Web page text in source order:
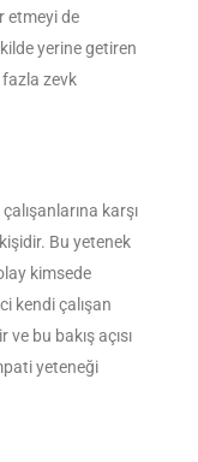
etmeyi de
yerine getiren
fazla zevk
çalışanlarına karşı
Bu yetenek
kimsede
kendi çalışan
bu bakış açısı
yeteneği